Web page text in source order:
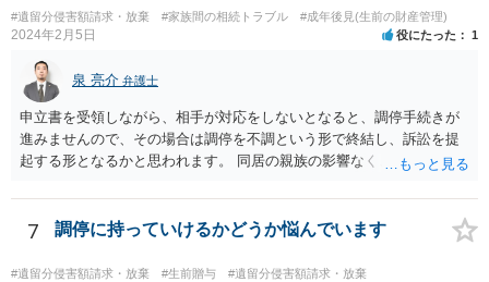
難と思われます。 「ＡＢＣ間の遺産分割協議は未了のまま，ＡとＢが
死亡し，二次相続が発生した」という前提に基づいて協議を進める必
議の内容を前提とした主張をすることが最も有利ですが，ＡＢの相続
人は応じない姿勢を示していることから，実現は困難だと思います。
主張としては維持しつつも，現実的な解決方法（遺産分割協議の落と
しどころ）としては，譲歩することを甘受しなければならないかもし
れません。
#遺留分侵害額請求・放棄 #家族間の相続トラブル #成年後見(生前の財産管理)
2024年2月5日 役にたった 1
泉 亮介 弁護士
申立書を受領しながら、相手が対応をしないとなると、調停手続きが
進みませんので、その場合は調停を不調という形で終結し、訴訟を提
起する形となるかと思われます。 同居の親族の影響なく、というのは
め、後からひっくり返すということは難しくなってくるかと思われま
す。 公開相談の場でのご相談については、どうしても限界が出てしま
7 調停に持っていけるかどうか悩んでいます
#遺留分侵害額請求・放棄 #生前贈与 #遺留分侵害額請求・放棄